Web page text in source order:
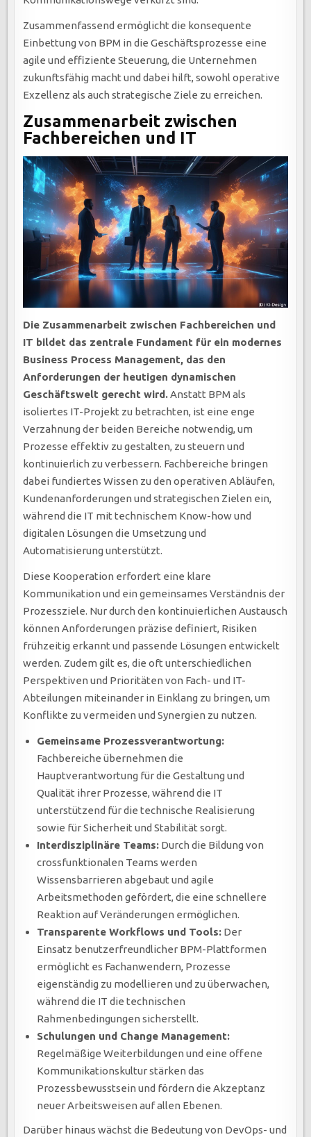
Zusammenfassend ermöglicht die konsequente
Einbettung von BPM in die Geschäftsprozesse eine
agile und effiziente Steuerung, die Unternehmen
zukunftsfähig macht und dabei hilft, sowohl operative
Exzellenz als auch strategische Ziele zu erreichen.
Zusammenarbeit zwischen
Fachbereichen und IT
Die Zusammenarbeit zwischen Fachbereichen und
IT bildet das zentrale Fundament für ein modernes
Business Process Management, das den
Anforderungen der heutigen dynamischen
Geschäftswelt gerecht wird.Anstatt BPM als
isoliertes IT-Projekt zu betrachten, ist eine enge
Verzahnung der beiden Bereiche notwendig, um
Prozesse effektiv zu gestalten, zu steuern und
kontinuierlich zu verbessern. Fachbereiche bringen
dabei fundiertes Wissen zu den operativen Abläufen,
Kundenanforderungen und strategischen Zielen ein,
während die IT mit technischem Know-how und
digitalen Lösungen die Umsetzung und
Automatisierung unterstützt.
Diese Kooperation erfordert eine klare
Kommunikation und ein gemeinsames Verständnis der
Prozessziele. Nur durch den kontinuierlichen Austausch
können Anforderungen präzise definiert, Risiken
frühzeitig erkannt und passende Lösungen entwickelt
werden. Zudem gilt es, die oft unterschiedlichen
Perspektiven und Prioritäten von Fach- und IT-
Abteilungen miteinander in Einklang zu bringen, um
Konflikte zu vermeiden und Synergien zu nutzen.
Gemeinsame Prozessverantwortung:
Fachbereiche übernehmen die
Hauptverantwortung für die Gestaltung und
Qualität ihrer Prozesse, während die IT
unterstützend für die technische Realisierung
sowie für Sicherheit und Stabilität sorgt.
Interdisziplinäre Teams: Durch die Bildung von
crossfunktionalen Teams werden
Wissensbarrieren abgebaut und agile
Arbeitsmethoden gefördert, die eine schnellere
Reaktion auf Veränderungen ermöglichen.
Transparente Workflows und Tools: Der
Einsatz benutzerfreundlicher BPM-Plattformen
ermöglicht es Fachanwendern, Prozesse
eigenständig zu modellieren und zu überwachen,
während die IT die technischen
Rahmenbedingungen sicherstellt.
Schulungen und Change Management:
Regelmäßige Weiterbildungen und eine offene
Kommunikationskultur stärken das
Prozessbewusstsein und fördern die Akzeptanz
neuer Arbeitsweisen auf allen Ebenen.
Darüber hinaus wächst die Bedeutung von DevOps- und